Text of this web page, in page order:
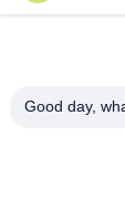
Good day,